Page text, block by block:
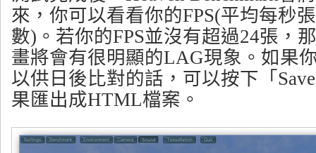
來，你可以看看你的FPS(平均每秒
數)。若你的FPS並沒有超過24張，
畫將會有很明顯的LAG現象。如果
以供日後比對的話，可以按下「
果匯出成HTML檔案。